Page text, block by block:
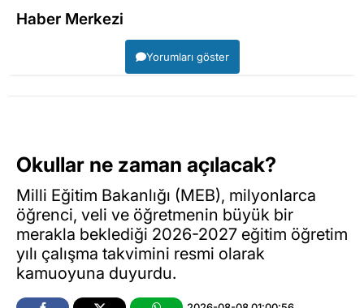
Haber Merkezi
Yorumları göster
Okullar ne zaman açılacak?
Milli Eğitim Bakanlığı (MEB), milyonlarca
öğrenci, veli ve öğretmenin büyük bir
merakla beklediği 2026-2027 eğitim öğretim
yılı çalışma takvimini resmi olarak
kamuoyuna duyurdu.